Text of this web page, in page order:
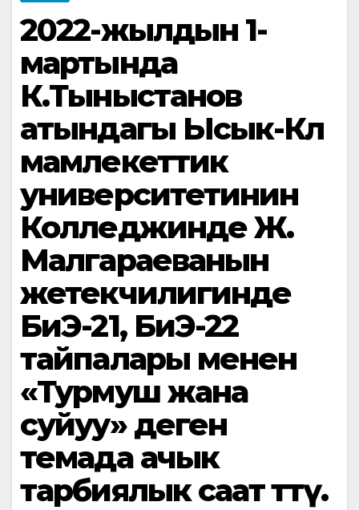
2022-жылдын 1-
мартында
К.Тыныстанов
атындагы Ысык-Көл
мамлекеттик
университетинин
Колледжинде Ж.
Малгараеванын
жетекчилигинде
БиЭ-21, БиЭ-22
тайпалары менен
«Турмуш жана
суйуу» деген
темада ачык
тарбиялык саат өттү.